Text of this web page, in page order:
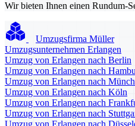
Wir bieten Ihnen einen Rundum-
Umzugsfirma Müller
Umzugsunternehmen Erlangen
Umzug von Erlangen nach Berlin
Umzug von Erlangen nach
Umzug von Erlangen nach
Umzug von Erlangen nach Köln
Umzug von Erlangen nach
Umzug von Erlangen nach